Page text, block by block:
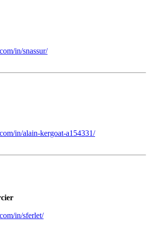
in/snassur/
in/alain-kergoat-a154331/
in/sferlet/